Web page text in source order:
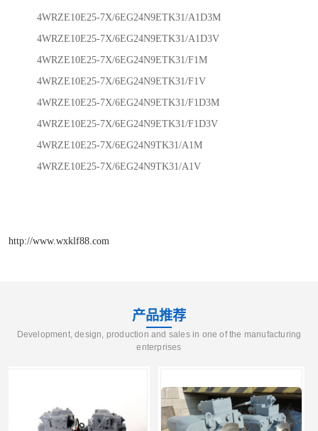
4WRZE10E25-7X/6EG24N9ETK31/A1D3M
4WRZE10E25-7X/6EG24N9ETK31/A1D3V
4WRZE10E25-7X/6EG24N9ETK31/F1M
4WRZE10E25-7X/6EG24N9ETK31/F1V
4WRZE10E25-7X/6EG24N9ETK31/F1D3M
4WRZE10E25-7X/6EG24N9ETK31/F1D3V
4WRZE10E25-7X/6EG24N9TK31/A1M
4WRZE10E25-7X/6EG24N9TK31/A1V
http://www.wxklf88.com
产品推荐
Development, design, production and sales in one of the manufacturing
enterprises